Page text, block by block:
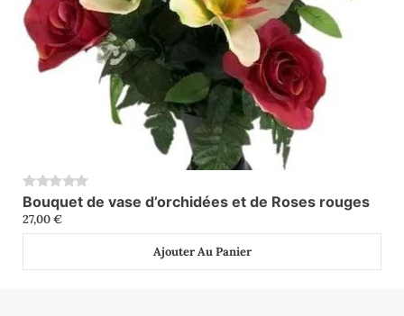
0
Bouquet de vase d’orchidées et de Roses rouges
27,00€
Ajouter Au Panier